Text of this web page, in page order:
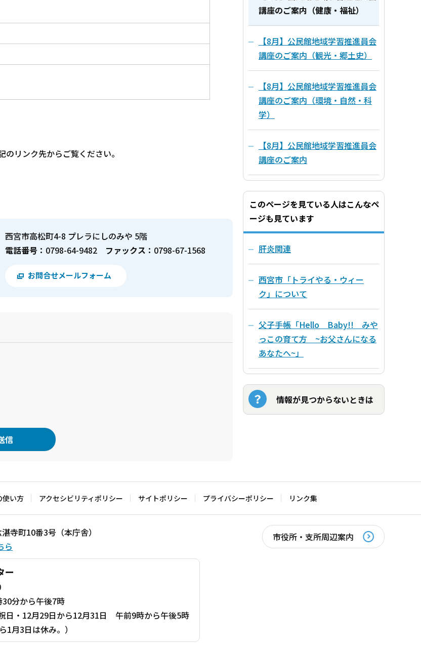
リンク先からご覧ください。
西宮市高松町4-8 プレラにしのみや 5階
電話番号： 0798-64-9482 ファックス： 0798-67-1568
お問合せメールフォーム
講座のご案内（健康・福祉）
【8月】公民館地域学習推進員会
講座のご案内（観光・郷土史）
【8月】公民館地域学習推進員会
講座のご案内（環境・自然・科
学）
【8月】公民館地域学習推進員会
講座のご案内
このページを見ている人はこんなペ
ージも見ています
肝炎関連
西宮市「トライやる・ウィー
ク」について
父子手帳「Hello Baby!! みや
っこの育て方 ~お父さんになる
あなたへ~」
情報が見つからないときは
使い方 アクセシビリティポリシー サイトポリシー プライバシーポリシー リンク集
寺町10番3号（本庁舎）
ら
ー
分から午後7時
日・12月29日から12月31日 午前9時から午後5時
1月3日は休み。）
市役所・支所周辺案内